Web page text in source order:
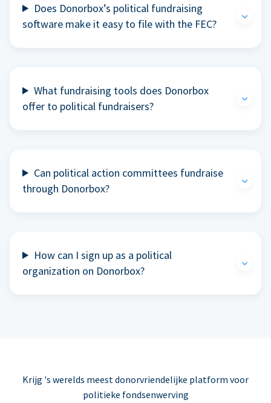
Does Donorbox’s political fundraising
software make it easy to file with the FEC?
What fundraising tools does Donorbox
offer to political fundraisers?
Can political action committees fundraise
through Donorbox?
How can I sign up as a political
organization on Donorbox?
Krijg 's werelds meest donorvriendelijke platform voor
politieke fondsenwerving